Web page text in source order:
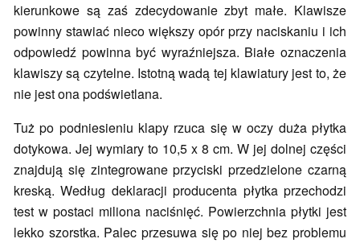
kierunkowe są zaś zdecydowanie zbyt małe. Klawisze
powinny stawiać nieco większy opór przy naciskaniu i ich
odpowiedź powinna być wyraźniejsza. Białe oznaczenia
klawiszy są czytelne. Istotną wadą tej klawiatury jest to, że
nie jest ona podświetlana.
Tuż po podniesieniu klapy rzuca się w oczy duża płytka
dotykowa. Jej wymiary to 10,5 x 8 cm. W jej dolnej części
znajdują się zintegrowane przyciski przedzielone czarną
kreską. Według deklaracji producenta płytka przechodzi
test w postaci miliona naciśnięć. Powierzchnia płytki jest
lekko szorstka. Palec przesuwa się po niej bez problemu